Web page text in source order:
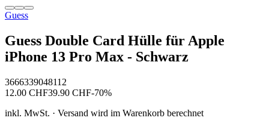
Guess
Guess Double Card Hülle für Apple
iPhone 13 Pro Max - Schwarz
3666339048112
12.00 CHF39.90 CHF-70%
inkl. MwSt. · Versand wird im Warenkorb berechnet